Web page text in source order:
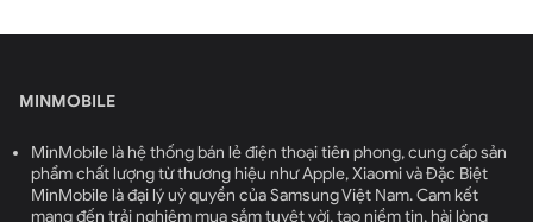
MINMOBILE
MinMobile là hệ thống bán lẻ điện thoại tiên phong, cung cấp sản
phẩm chất lượng từ thương hiệu như Apple, Xiaomi và Đặc Biệt
MinMobile là đại lý uỷ quyền của Samsung Việt Nam. Cam kết
mang đến trải nghiệm mua sắm tuyệt vời, tạo niềm tin, hài lòng